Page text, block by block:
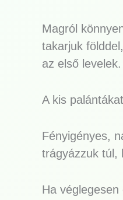
Magról
takarjuk
az első levelek.
A kis
Fényigényes,
trágyázzuk túl,
Ha